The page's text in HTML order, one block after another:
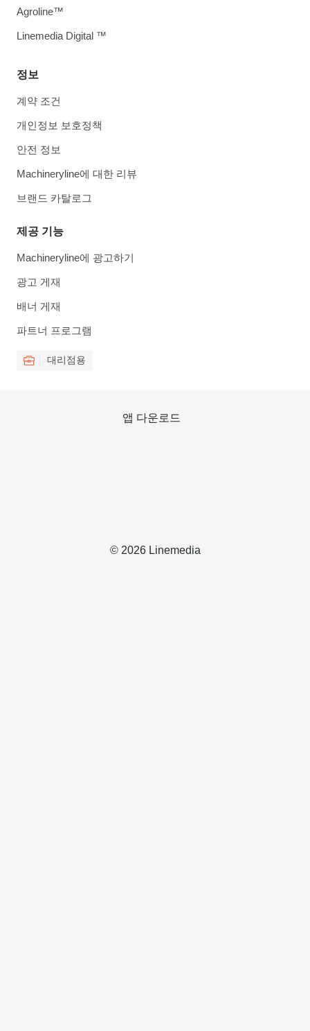
정보
계약 조건
개인정보 보호정책
안전 정보
Machineryline에 대한 리뷰
브랜드 카탈로그
제공 기능
Machineryline에 광고하기
광고 게재
배너 게재
파트너 프로그램
대리점용
Agroline™
Linemedia Digital ™
© 2026 Linemedia
앱 다운로드